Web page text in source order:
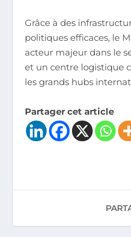
Grâce à des
politiques efficaces, le
acteur majeur dans le
et un centre logistique
les grands hubs
Partager cet article